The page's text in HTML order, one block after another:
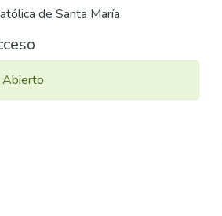
de Santa María